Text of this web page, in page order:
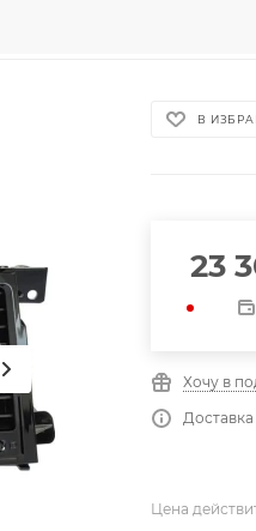
В
23
Хочу в
Цена